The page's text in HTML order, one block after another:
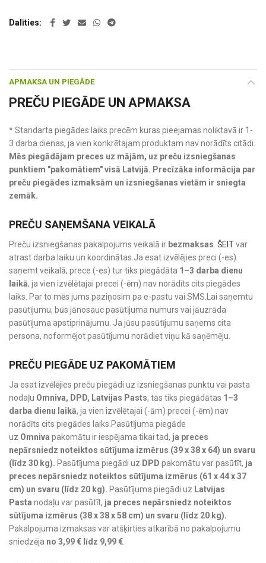
Dalīties
APMAKSA UN PIEGĀDE
PREČU PIEGĀDE UN APMAKSA
* Standarta piegādes laiks precēm kuras pieejamas noliktavā ir 1-
3 darba dienas, ja vien konkrētajam produktam nav norādīts citādi.
Mēs piegādājam preces uz mājām, uz preču izsniegšanas
punktiem "pakomātiem" visā Latvijā. Precīzāka informācija par
preču piegādes izmaksām un izsniegšanas vietām ir sniegta
zemāk.
PREČU SAŅEMŠANA VEIKALĀ
Preču izsniegšanas pakalpojums veikalā ir bezmaksas ŠEITvar
atrast darba laiku un koordinātas.Ja esat izvēlējies preci (-es)
saņemt veikalā, prece (-es) tur tiks piegādāta 1–3 darba dienu
laikā, ja vien izvēlētajai precei (-ēm) nav norādīts cits piegādes
laiks. Par to mēs jums paziņosim pa e-pastu vai SMS.Lai saņemtu
pasūtījumu, būs jānosauc pasūtījuma numurs vai jāuzrāda
pasūtījuma apstiprinājumu. Ja jūsu pasūtījumu saņems cita
persona, noformējot pasūtījumu norādiet viņu kā saņēmēju.
PREČU PIEGĀDE UZ PAKOMĀTIEM
Ja esat izvēlējies preču piegādi uz izsniegšanas punktu vai pasta
nodaļu Omniva, DPD, Latvijas Pasts, tās tiks piegādātas 1–3
darba dienu laikā, ja vien izvēlētajai (-ām) precei (-ēm) nav
norādīts cits piegādes laiks.Pasūtījuma piegāde
uz Omniva pakomātu ir iespējama tikai tad, ja preces
nepārsniedz noteiktos sūtījuma izmērus (39 x 38 x 64) un svaru
(līdz 30 kg). Pasūtījuma piegādi uz DPD pakomātu var pasūtīt, ja
preces nepārsniedz noteiktos sūtījuma izmērus (61 x 44 x 37
cm) un svaru (līdz 20 kg). Pasūtījuma piegādi uz Latvijas
Pasta nodaļu var pasūtīt, ja preces nepārsniedz noteiktos
sūtījuma izmērus (38 x 38 x 58 cm) un svaru (līdz 20 kg).
Pakalpojuma izmaksas var atšķirties atkarībā no pakalpojumu
sniedzēja no 3,99 € līdz 9,99 €